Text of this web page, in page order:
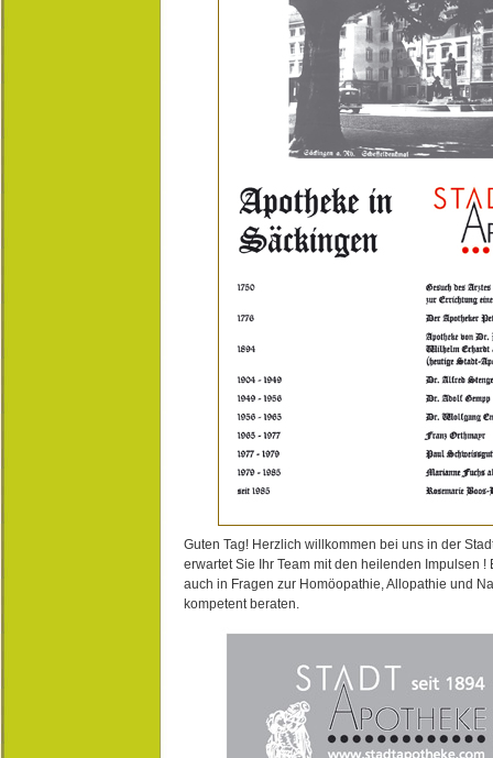
Guten Tag! Herzlich willkommen bei uns in der
erwartet Sie Ihr Team mit den heilenden Impulsen !
auch in Fragen zur Homöopathie, Allopathie und
kompetent beraten.